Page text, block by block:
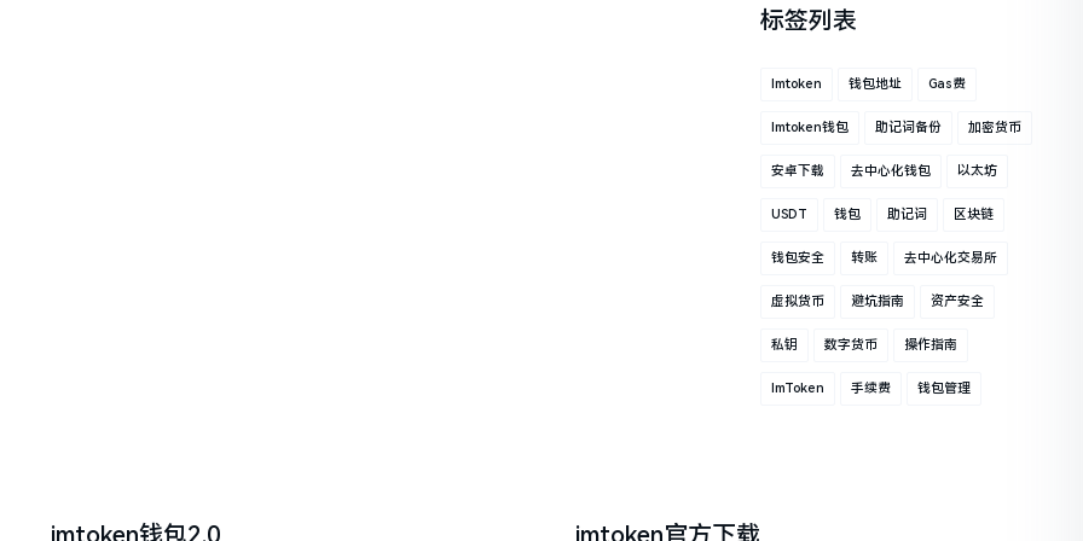
标签列表
Imtoken 钱包地址 Gas费
Imtoken钱包 助记词备份 加密货币
安卓下载 去中心化钱包 以太坊
USDT 钱包 助记词 区块链
钱包安全 转账 去中心化交易所
虚拟货币 避坑指南 资产安全
私钥 数字货币 操作指南
ImToken 手续费 钱包管理